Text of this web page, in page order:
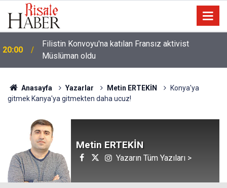
20:00
Filistin Konvoyu'na katılan Fransız aktivist
Müslüman oldu
Anasayfa Yazarlar Metin ERTEKİN
​Konya'ya
gitmek Kanya'ya gitmekten daha ucuz!
Metin ERTEKİN
Yazarın Tüm Yazıları >